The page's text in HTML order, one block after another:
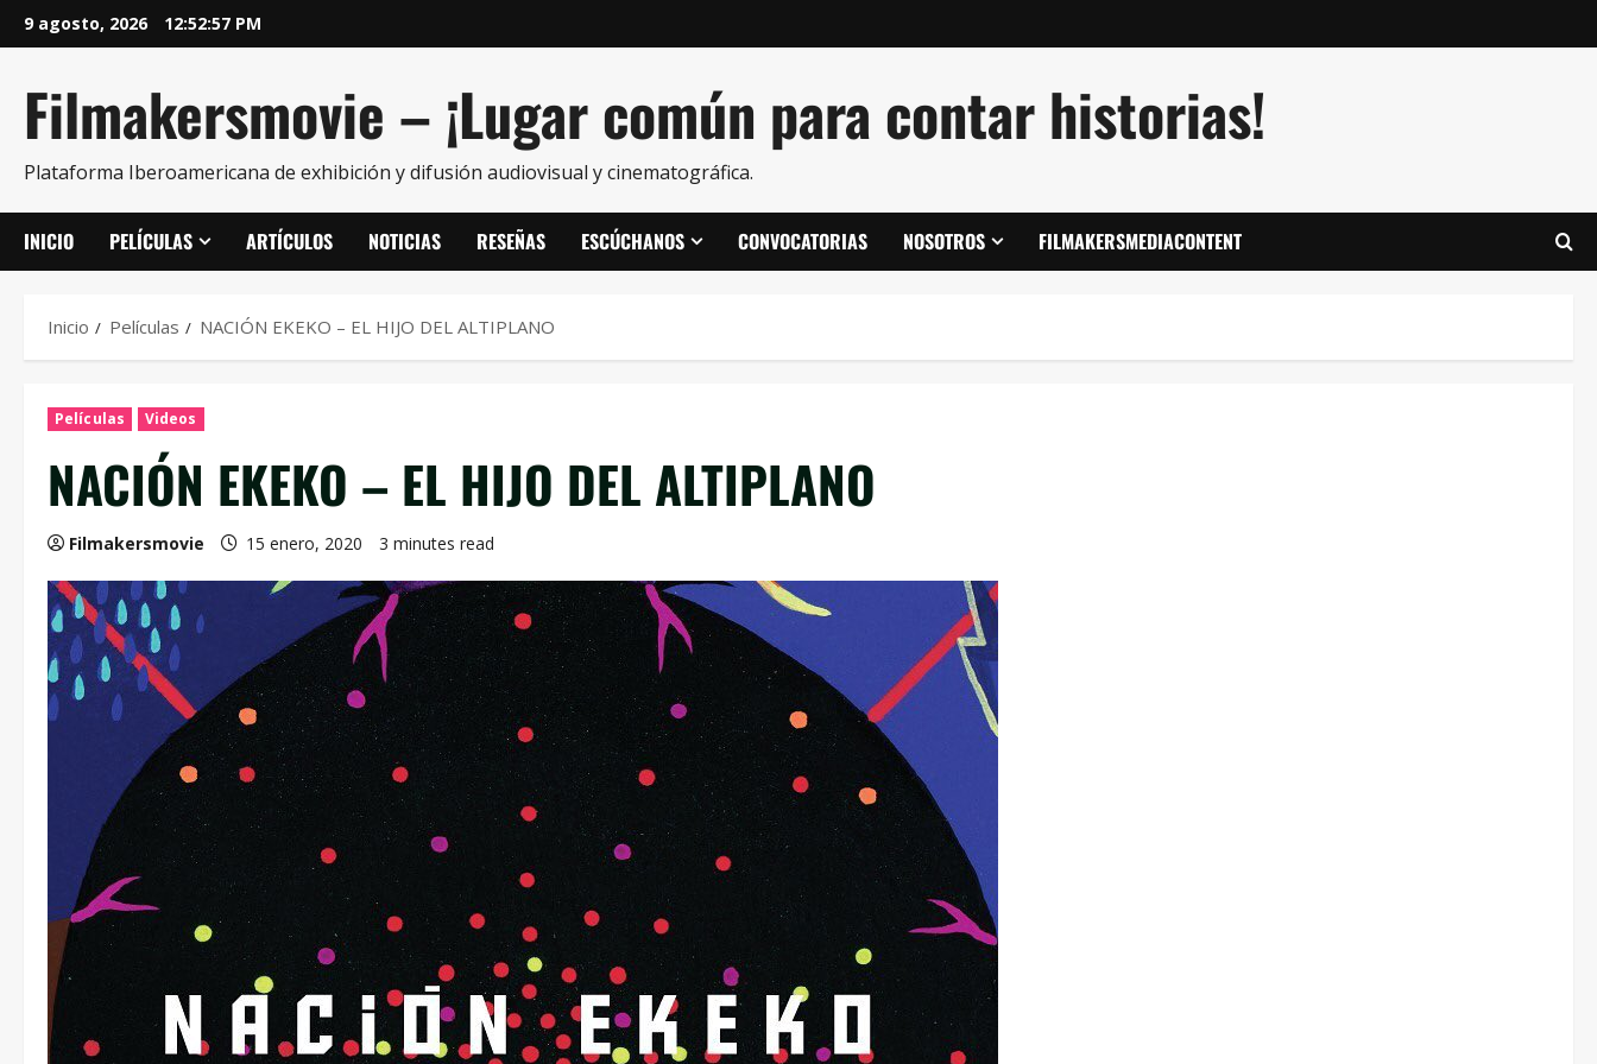
9 agosto, 2026 12:52:58 PM
Filmakersmovie – ¡Lugar común para contar historias!
Plataforma Iberoamericana de exhibición y difusión audiovisual y cinematográfica.
INICIO PELÍCULAS ARTÍCULOS NOTICIAS RESEÑAS ESCÚCHANOS CONVOCATORIAS NOSOTROS FILMAKERSMEDIACONTENT
Inicio Películas NACIÓN EKEKO – EL HIJO DEL ALTIPLANO
Películas Videos
NACIÓN EKEKO – EL HIJO DEL ALTIPLANO
Filmakersmovie 15 enero, 2020 3 minutes read